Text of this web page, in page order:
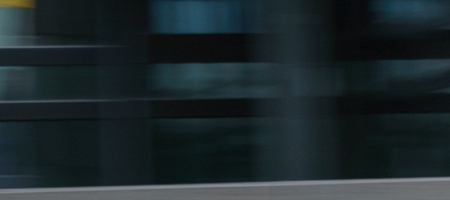
Direkt zum Seiteninhalt